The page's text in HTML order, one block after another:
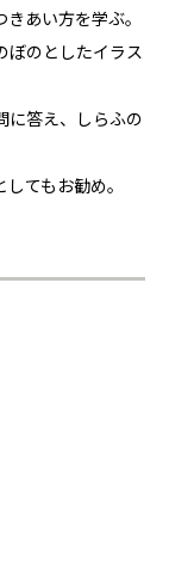
あい方を学ぶ。
ぼのとしたイラス
に答え、しらふの
てもお勧め。